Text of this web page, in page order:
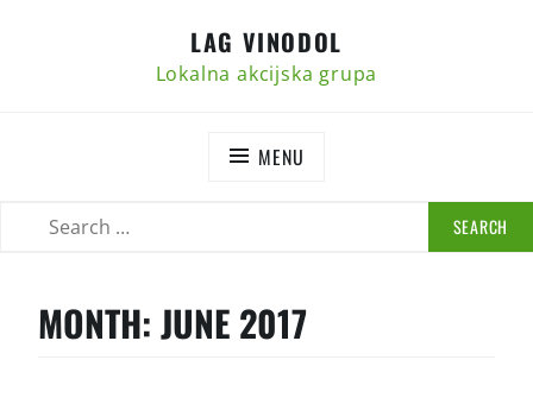
LAG VINODOL
Lokalna akcijska grupa
MENU
MONTH: JUNE 2017